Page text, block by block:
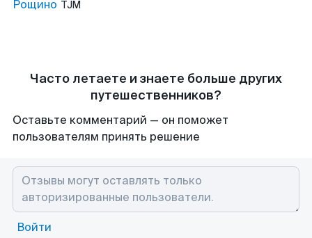
Рощино TJM
Часто летаете и знаете больше других
путешественников?
Оставьте комментарий — он поможет
пользователям принять решение
Войти